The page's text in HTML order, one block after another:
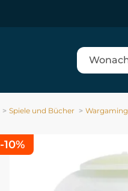
Spiele und Bücher Wargaming
-10%